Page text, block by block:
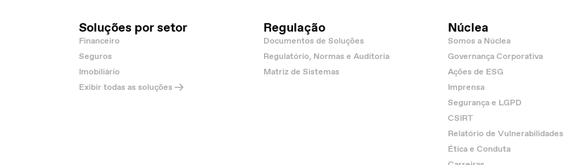
Soluções por setor
Financeiro
Seguros
Imobiliário
Exibir todas as soluções
Regulação
Documentos de Soluções
Regulatório, Normas e Auditoria
Matriz de Sistemas
Núclea
Somos a Núclea
Governança Corporativa
Ações de ESG
Imprensa
Segurança e LGPD
CSIRT
Relatório de Vulnerabilidades
Ética e Conduta